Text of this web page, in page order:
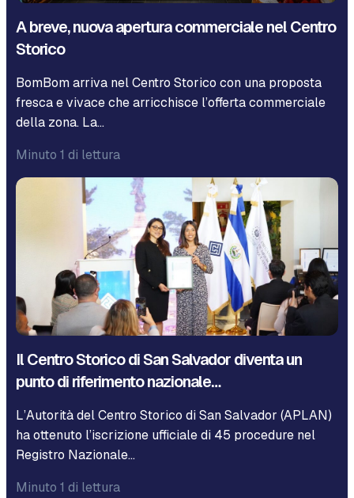
A breve, nuova apertura commerciale nel Centro
Storico
BomBom arriva nel Centro Storico con una proposta
fresca e vivace che arricchisce l’offerta commerciale
della zona. La…
Minuto 1 di lettura
Il Centro Storico di San Salvador diventa un
punto di riferimento nazionale…
L’Autorità del Centro Storico di San Salvador (APLAN)
ha ottenuto l’iscrizione ufficiale di 45 procedure nel
Registro Nazionale…
Minuto 1 di lettura